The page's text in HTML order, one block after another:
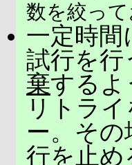
数を絞って
一定時間
試行を行
棄するよ
リトラ
ー。そ
行を止め